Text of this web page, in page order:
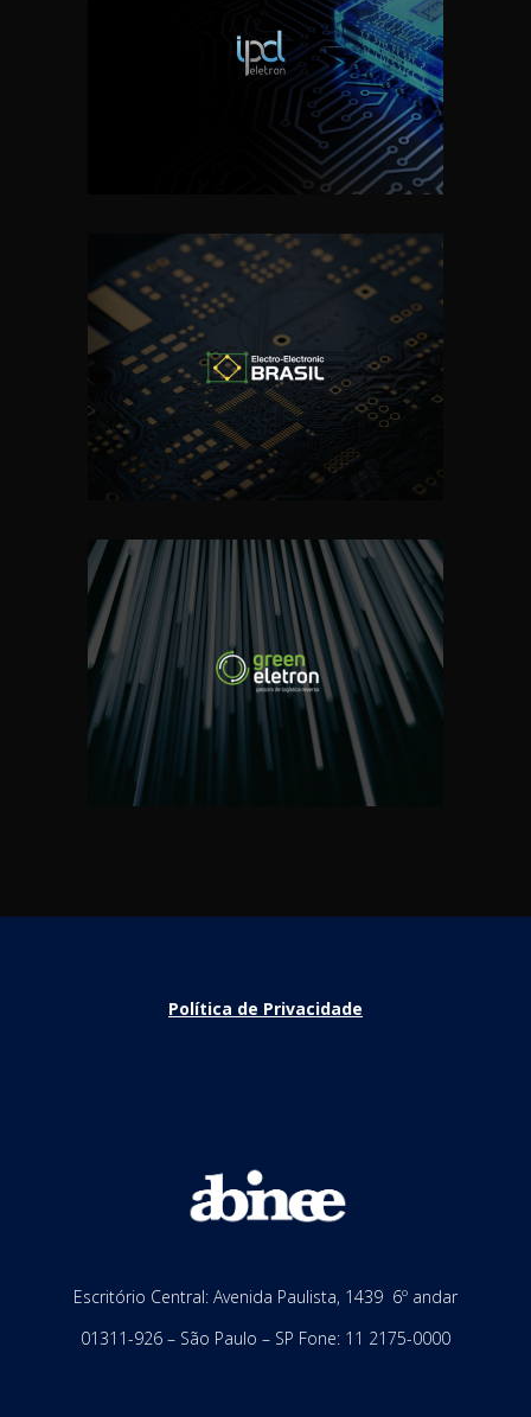
Política de Privacidade
Escritório Central: Avenida Paulista, 1439 6º andar
01311-926 – São Paulo – SP Fone: 11 2175-0000